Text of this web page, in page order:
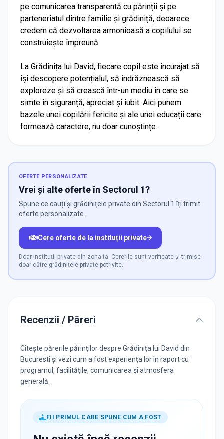
pe comunicarea transparentă cu părinții și pe
parteneriatul dintre familie și grădiniță, deoarece
credem că dezvoltarea armonioasă a copilului se
construiește împreună.
La Grădinița lui David, fiecare copil este încurajat să
își descopere potențialul, să îndrăznească să
exploreze și să crească într-un mediu în care se
simte în siguranță, apreciat și iubit. Aici punem
bazele unei copilării fericite și ale unei educații care
formează caractere, nu doar cunoștințe.
OFERTE PERSONALIZATE
Vrei și alte oferte în Sectorul 1?
Spune ce cauți și grădinițele private din Sectorul 1 îți trimit
oferte personalizate.
Cere oferte de la instituții private
Doar instituții private din zona ta. Cererile sunt verificate și trimise
doar către grădinițele private potrivite.
Recenzii / Păreri
Citește părerile părinților despre Grădinița lui David din
Bucuresti și vezi cum a fost experiența lor în raport cu
programul, facilitățile, comunicarea și atmosfera
generală.
FII PRIMUL CARE SPUNE CUM A FOST